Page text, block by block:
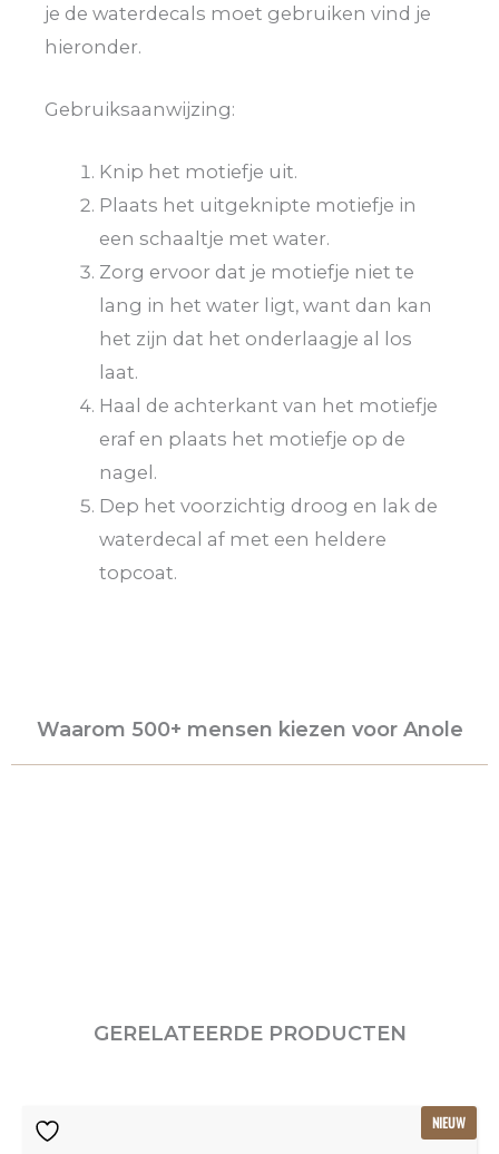
je de waterdecals moet gebruiken vind je
hieronder.
Gebruiksaanwijzing:
Knip het motiefje uit.
Plaats het uitgeknipte motiefje in
een schaaltje met water.
Zorg ervoor dat je motiefje niet te
lang in het water ligt, want dan kan
het zijn dat het onderlaagje al los
laat.
Haal de achterkant van het motiefje
eraf en plaats het motiefje op de
nagel.
Dep het voorzichtig droog en lak de
waterdecal af met een heldere
topcoat.
Waarom 500+ mensen kiezen voor Anole
GERELATEERDE PRODUCTEN
NIEUW